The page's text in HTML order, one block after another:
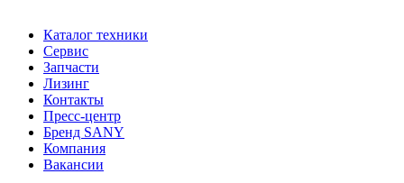
Каталог техники
Сервис
Запчасти
Лизинг
Контакты
Пресс-центр
Бренд SANY
Компания
Вакансии